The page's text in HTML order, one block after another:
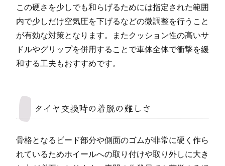
この硬さを少しでも和らげるためには指定された範囲
内で少しだけ空気圧を下げるなどの微調整を行うこと
が有効な対策となります。またクッション性の高いサ
ドルやグリップを併用することで車体全体で衝撃を緩
和する工夫もおすすめです。
タイヤ交換時の着脱の難しさ
骨格となるビード部分や側面のゴムが非常に硬く作ら
れているためホイールへの取り付けや取り外しに大き